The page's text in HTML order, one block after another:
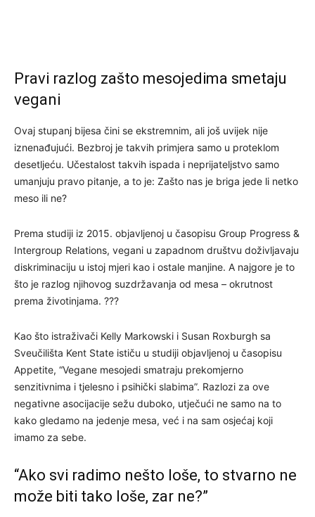
Pravi razlog zašto mesojedima smetaju
vegani
Ovaj stupanj bijesa čini se ekstremnim, ali još uvijek nije
iznenađujući. Bezbroj je takvih primjera samo u proteklom
desetljeću. Učestalost takvih ispada i neprijateljstvo samo
umanjuju pravo pitanje, a to je: Zašto nas je briga jede li netko
meso ili ne?
Prema studiji iz 2015. objavljenoj u časopisu Group Progress &
Intergroup Relations, vegani u zapadnom društvu doživljavaju
diskriminaciju u istoj mjeri kao i ostale manjine. A najgore je to
što je razlog njihovog suzdržavanja od mesa – okrutnost
prema životinjama. ???
Kao što istraživači Kelly Markowski i Susan Roxburgh sa
Sveučilišta Kent State ističu u studiji objavljenoj u časopisu
Appetite, “Vegane mesojedi smatraju prekomjerno
senzitivnima i tjelesno i psihički slabima”. Razlozi za ove
negativne asocijacije sežu duboko, utječući ne samo na to
kako gledamo na jedenje mesa, već i na sam osjećaj koji
imamo za sebe.
“Ako svi radimo nešto loše, to stvarno ne
može biti tako loše, zar ne?”